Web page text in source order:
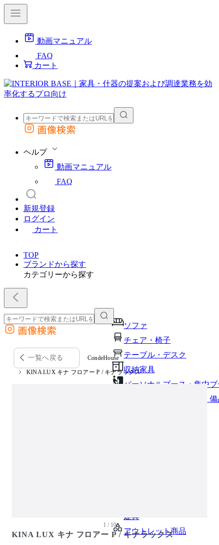
動画マニュアル
FAQ
カート
外部サイトの商品をカートに追加
画像検索
ヘルプ
動画マニュアル
FAQ
新規登録
ログイン
カート
TOP
ブランドから探す
カテゴリーから探す
ソファ
チェア・椅子
テーブル・デスク
収納家具
パーソナルブース・集中
オフィスアクセサリー・
建具
アウトレット商品
外部サイトの商品をカートに追加
他のサイトで見つけた商品ページのURLを貼り付けて、カートに追加できます
画像検索
一覧へ戻る CondeHouse
KINA LUX キナ フロアー P / キナラックス
1 / 10
KINA LUX キナ フロアー P / キナラックス